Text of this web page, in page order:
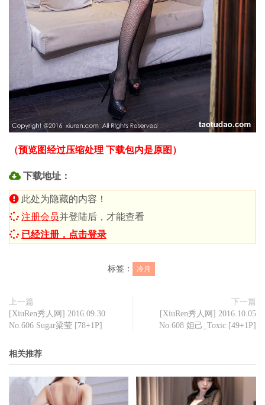
（预览图经过压缩处理 下载包内是原图）
下载地址：
此处为隐藏的内容！
注册会员并登陆后，才能查看
已经注册，点击登录
标签： 冷月
上一篇
[XiuRen秀人网] 2016.09.30
No.606 Sugar梁莹 [78+1P]
下一篇
[XiuRen秀人网] 2016.10.05
No.608 妲己_Toxic [49+1P]
相关推荐